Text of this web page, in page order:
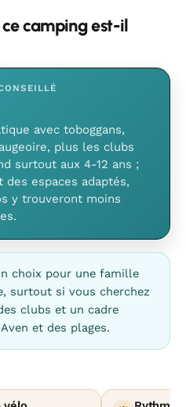
camping est-il
avec toboggans,
plus les clubs
surtout aux 4-12 ans ;
espaces adaptés,
y trouveront moins
choix pour une famille
surtout si vous cherchez
clubs et un cadre
et des plages.